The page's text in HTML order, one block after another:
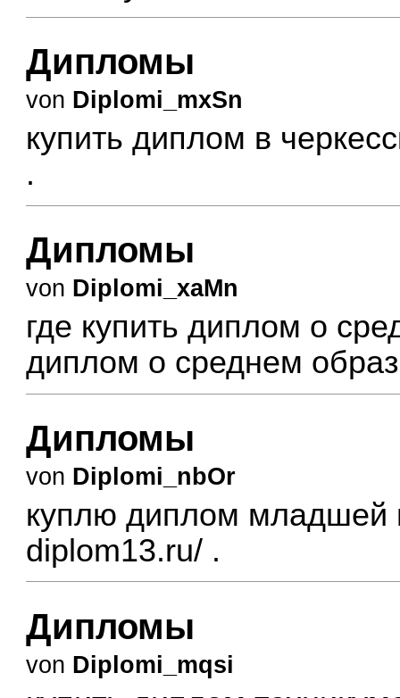
Дипломы
von Diplomi_mxSn
купить диплом в
.
Дипломы
von Diplomi_xaMn
где купить диплом о
диплом о среднем
Дипломы
von Diplomi_nbOr
куплю диплом младшей
diplom13.ru/ .
Дипломы
von Diplomi_mqsi